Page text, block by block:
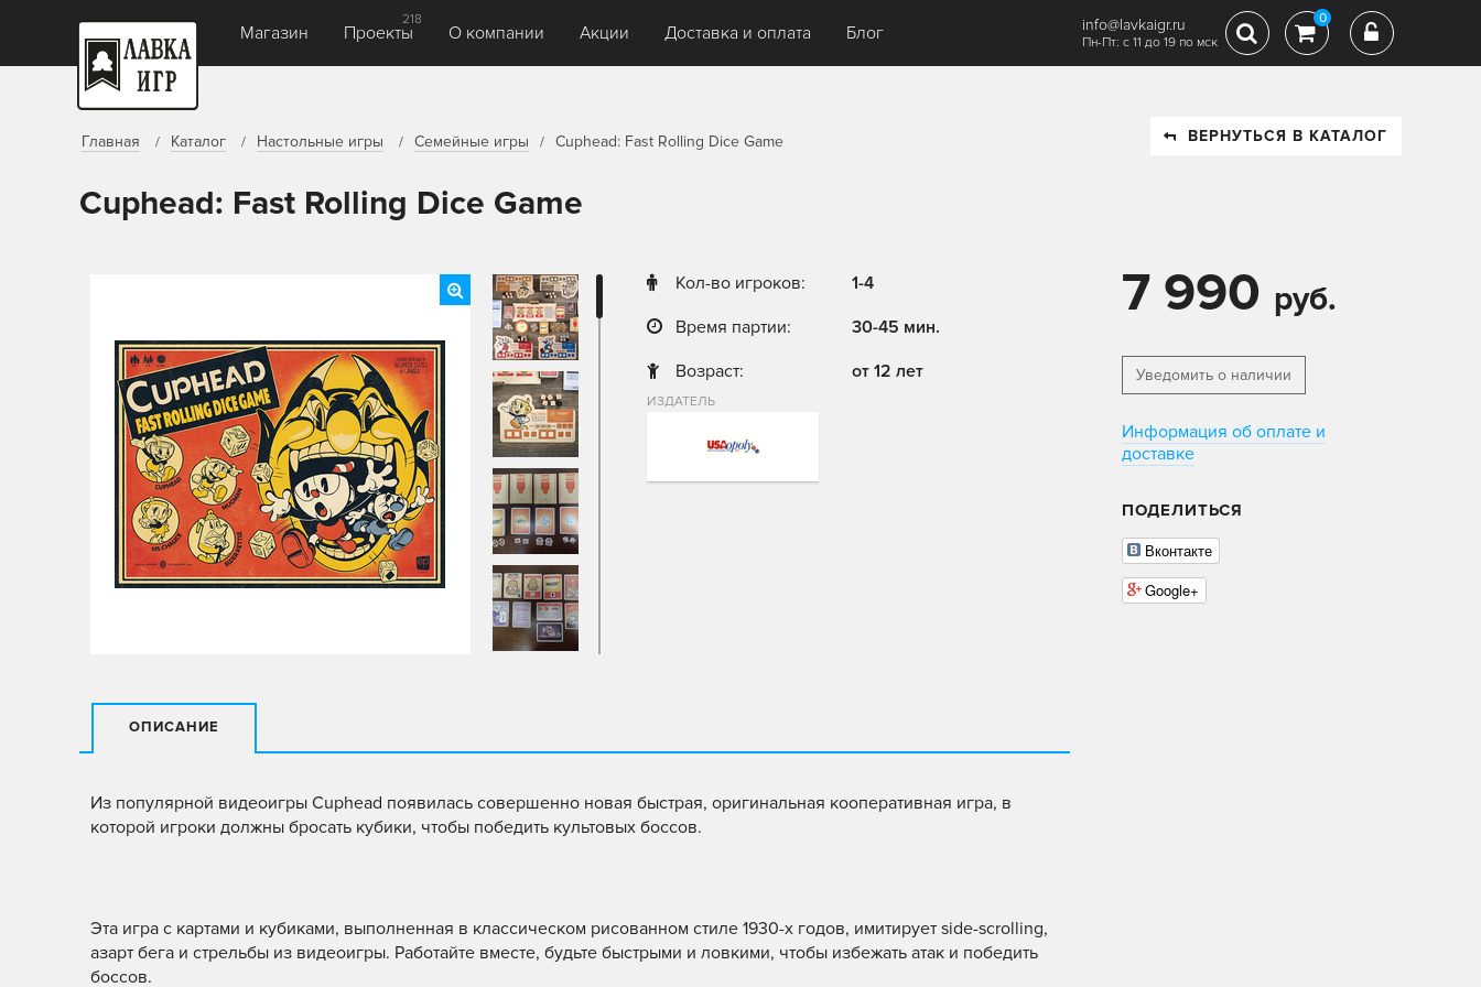
Магазин Проекты
218
О компании Акции Доставка и оплата Блог info@lavkaigr.ru
Пн-Пт: с 11 до 19 по мск
0
Главная Каталог Настольные игры Семейные игры Cuphead: Fast Rolling Dice Game ВЕРНУТЬСЯ В КАТАЛОГ
Cuphead: Fast Rolling Dice Game
Кол-во игроков:
1-4
Время партии:
30-45 мин.
Возраст:
от 12 лет
ИЗДАТЕЛЬ
ОПИСАНИЕ
Из популярной видеоигры Cuphead появилась совершенно новая быстрая, оригинальная кооперативная игра, в
которой игроки должны бросать кубики, чтобы победить культовых боссов.
Эта игра с картами и кубиками, выполненная в классическом рисованном стиле 1930-х годов, имитирует side-scrolling,
азарт бега и стрельбы из видеоигры. Работайте вместе, будьте быстрыми и ловкими, чтобы избежать атак и победить
боссов.
7 990 руб.
Уведомить о наличии
Информация об оплате и
доставке
ПОДЕЛИТЬСЯ
Вконтакте
Google+